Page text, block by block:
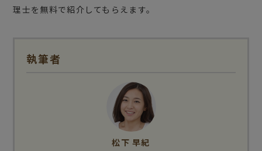
理士を無料で紹介してもらえます。
執筆者
松下 早紀